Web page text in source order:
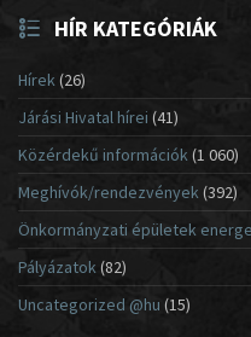
HÍR KATEGÓRIÁK
Hírek(26)
Járási Hivatal hírei (41)
Közérdekű információk(1 060)
Meghívók/rendezvények (392)
Önkormányzati épületek
Pályázatok (82)
Uncategorized @hu (15)